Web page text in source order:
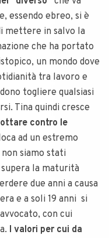
essendo ebreo, si è
mettere in salvo la
che ha portato
un mondo dove
tra lavoro e
togliere qualsiasi
Tina quindi cresce
contro le
ad un estremo
siamo stati
la maturità
due anni a causa
e a soli 19 anni si
con cui
I valori per cui da